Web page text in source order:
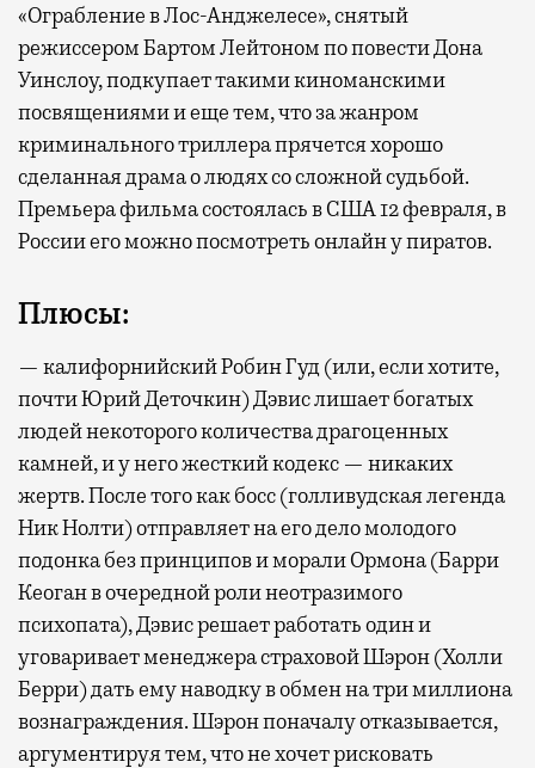
«Ограбление в Лос-Анджелесе», снятый
режиссером Бартом Лейтоном по повести Дона
Уинслоу, подкупает такими киноманскими
посвящениями и еще тем, что за жанром
криминального триллера прячется хорошо
сделанная драма о людях со сложной судьбой.
Премьера фильма состоялась в США 12 февраля, в
России его можно посмотреть онлайн у пиратов.
Плюсы:
— калифорнийский Робин Гуд (или, если хотите,
почти Юрий Деточкин) Дэвис лишает богатых
людей некоторого количества драгоценных
камней, и у него жесткий кодекс — никаких
жертв. После того как босс (голливудская легенда
Ник Нолти) отправляет на его дело молодого
подонка без принципов и морали Ормона (Барри
Кеоган в очередной роли неотразимого
психопата), Дэвис решает работать один и
уговаривает менеджера страховой Шэрон (Холли
Берри) дать ему наводку в обмен на три миллиона
вознаграждения. Шэрон поначалу отказывается,
аргументируя тем, что не хочет рисковать